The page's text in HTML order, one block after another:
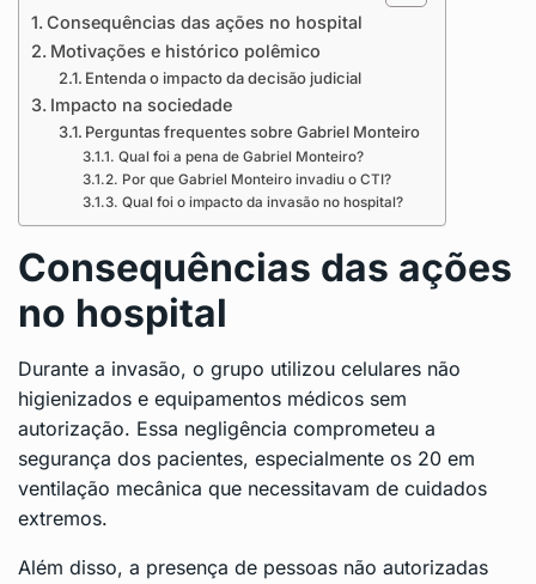
Consequências das ações no hospital
Motivações e histórico polêmico
Entenda o impacto da decisão judicial
Impacto na sociedade
Perguntas frequentes sobre Gabriel Monteiro
Qual foi a pena de Gabriel Monteiro?
Por que Gabriel Monteiro invadiu o CTI?
Qual foi o impacto da invasão no hospital?
Consequências das ações
no hospital
Durante a invasão, o grupo utilizou celulares não
higienizados e equipamentos médicos sem
autorização. Essa negligência comprometeu a
segurança dos pacientes, especialmente os 20 em
ventilação mecânica que necessitavam de cuidados
extremos.
Além disso, a presença de pessoas não autorizadas